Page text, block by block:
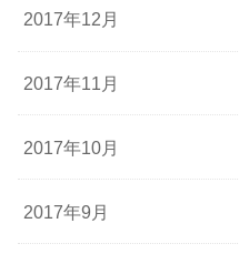
2017年12月
2017年11月
2017年10月
2017年9月